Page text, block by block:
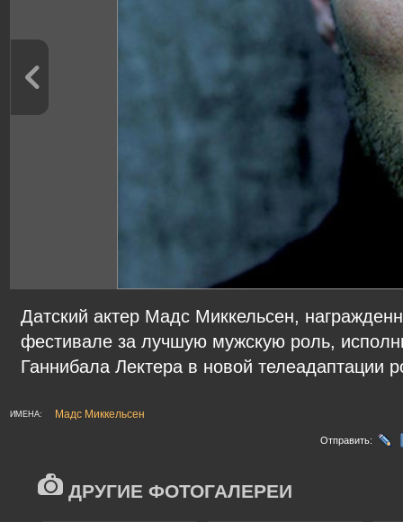
Датский актер Мадс Миккельсен,
фестивале за лучшую мужскую роль,
Ганнибала Лектера в новой телеадаптации
ИМЕНА: Мадс Миккельсен
Отправить:
ДРУГИЕ ФОТОГАЛЕРЕИ